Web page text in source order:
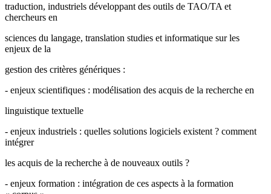
traduction, industriels développant des outils de TAO/TA et
chercheurs en
sciences du langage, translation studies et informatique sur les
enjeux de la
gestion des critères génériques :
- enjeux scientifiques : modélisation des acquis de la recherche en
linguistique textuelle
- enjeux industriels : quelles solutions logiciels existent ? comment
intégrer
les acquis de la recherche à de nouveaux outils ?
- enjeux formation : intégration de ces aspects à la formation